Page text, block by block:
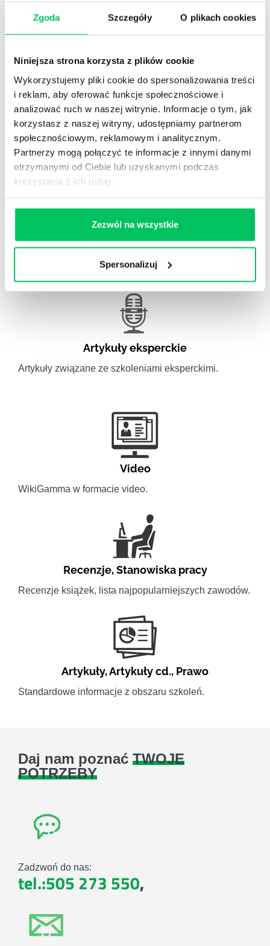
Zgoda Szczegóły O plikach cookies
Niniejsza strona korzysta z plików cookie
Wykorzystujemy pliki cookie do spersonalizowania treści
i reklam, aby oferować funkcje społecznościowe i
analizować ruch w naszej witrynie. Informacje o tym, jak
korzystasz z naszej witryny, udostępniamy partnerom
społecznościowym, reklamowym i analitycznym.
Partnerzy mogą połączyć te informacje z innymi danymi
otrzymanymi od Ciebie lub uzyskanymi podczas
korzystania z ich usług.
Zezwól na wszystkie
Spersonalizuj
STREFY WIEDZY
WikiGamma Delegowanie HR
Autorskie raporty, wartościowy know-how, pigułki
wiedzy.
Gamma Q&A
Artykuły eksperckie
Artykuły związane ze szkoleniami eksperckimi.
Video
WikiGamma w formacie video.
Recenzje,Stanowiska pracy
Recenzje książek, lista najpopularniejszych zawodów.
Artykuły,Artykuły cd., Prawo
Standardowe informacje z obszaru szkoleń.
Daj nam poznać TWOJE
POTRZEBY
Zadzwoń do nas:
tel.:505 273 550,